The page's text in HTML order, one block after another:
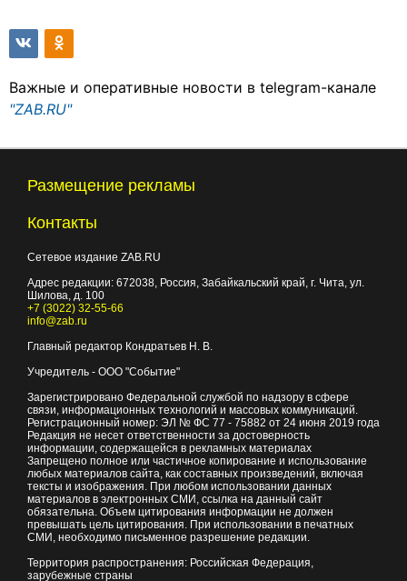
Важные и оперативные новости в telegram-канале
"ZAB.RU"
Размещение рекламы
Контакты
Сетевое издание ZAB.RU
Адрес редакции: 672038, Россия, Забайкальский край, г. Чита, ул.
Шилова, д. 100
+7 (3022) 32-55-66
info@zab.ru
Главный редактор Кондратьев Н. В.
Учредитель - ООО "Событие"
Зарегистрировано Федеральной службой по надзору в сфере
связи, информационных технологий и массовых коммуникаций.
Регистрационный номер: ЭЛ № ФС 77 - 75882 от 24 июня 2019 года
Редакция не несет ответственности за достоверность
информации, содержащейся в рекламных материалах
Запрещено полное или частичное копирование и использование
любых материалов сайта, как составных произведений, включая
тексты и изображения. При любом использовании данных
материалов в электронных СМИ, ссылка на данный сайт
обязательна. Объем цитирования информации не должен
превышать цель цитирования. При использовании в печатных
СМИ, необходимо письменное разрешение редакции.
Территория распространения: Российская Федерация,
зарубежные страны